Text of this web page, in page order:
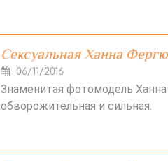
Сексуальная Ханна
06/11/2016
Знаменитая фотомодель
обворожительная и сильная.